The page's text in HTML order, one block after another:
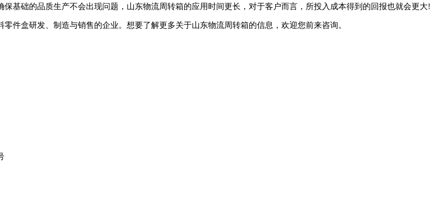
保基础的品质生产不会出现问题，山东物流周转箱的应用时间更长，对于客户而言，所投入成本得到的回报也就会更大!
件盒研发、制造与销售的企业。想要了解更多关于山东物流周转箱的信息，欢迎您前来咨询。